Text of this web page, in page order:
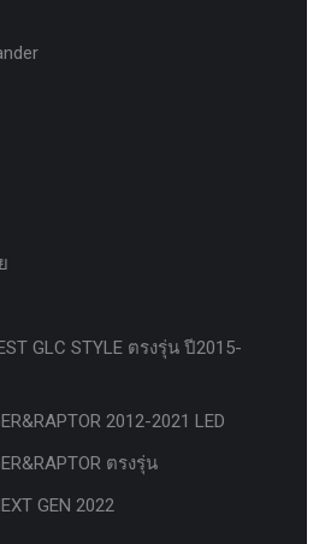
GLC STYLE ตรงรุ่น ปี2015-
2012-2021 LED
ตรงรุ่น
GEN 2022